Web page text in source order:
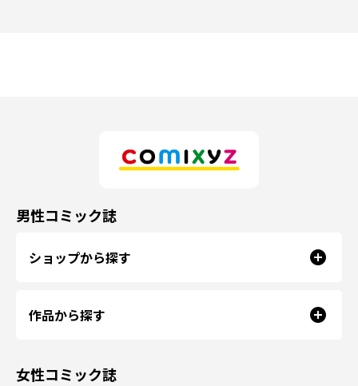
男性コミック誌
ショップから探す
作品から探す
女性コミック誌